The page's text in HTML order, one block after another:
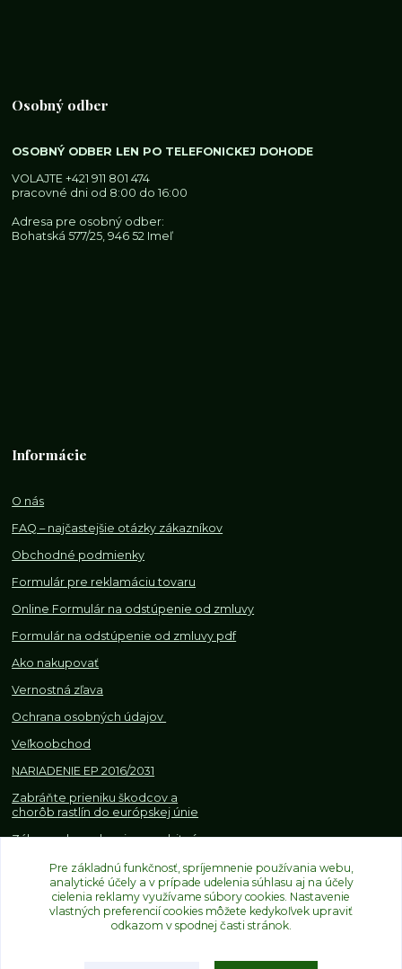
Osobný odber
OSOBNÝ ODBER LEN PO TELEFONICKEJ DOHODE
VOLAJTE+421 911 801 474
pracovné dni od 8:00 do 16:00
Adresa pre osobný odber:
Bohatská 577/25, 946 52 Imeľ
Informácie
O nás
FAQ – najčastejšie otázky zákazníkov
Obchodné podmienky
Formulár pre reklamáciu tovaru
Online Formulár na odstúpenie od zmluvy
Formulár na odstúpenie od zmluvy pdf
Ako nakupovať
Vernostná zľava
Ochrana osobných údajov
Veľkoobchod
NARIADENIE EP 2016/2031
Zabráňte prieniku škodcov a
chorôb rastlín do európskej únie
Zákazy, obmedzenia a osobitné
obchodovaní s rastlinami
Pre základnú funkčnosť, spríjemnenie používania webu,
analytické účely a v prípade udelenia súhlasu aj na účely
cielenia reklamy využívame súbory cookies. Nastavenie
vlastných preferencií cookies môžete kedykoľvek upraviť
odkazom v spodnej časti stránok.